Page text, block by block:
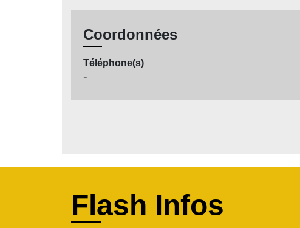
Coordonnées
Téléphone(s)
-
Flash Infos